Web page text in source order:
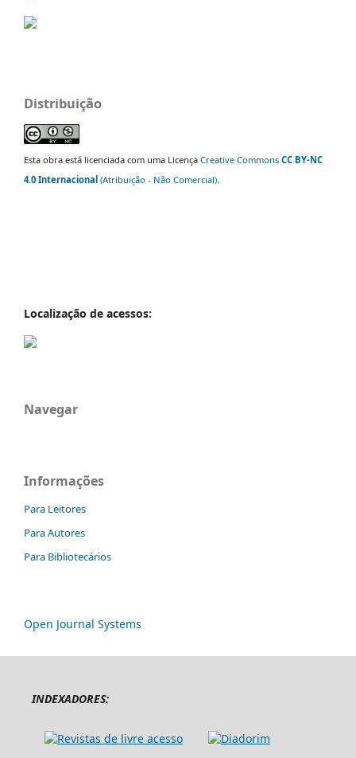
Distribuição
Esta obra está licenciada com uma Licença Creative Commons CC BY-NC
4.0 Internacional (Atribuição - Não Comercial)
Localização de acessos:
Navegar
Informações
Para Leitores
Para Autores
Para Bibliotecários
Open Journal Systems
INDEXADORES: